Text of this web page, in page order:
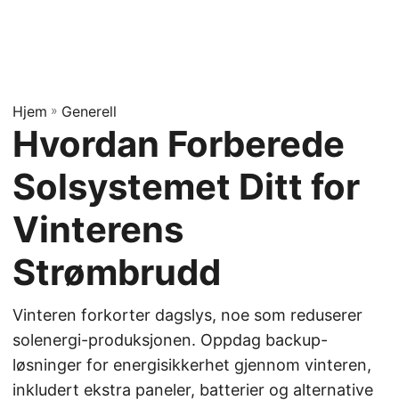
Hjem » Generell
Hvordan Forberede
Solsystemet Ditt for
Vinterens
Strømbrudd
Vinteren forkorter dagslys, noe som reduserer
solenergi-produksjonen. Oppdag backup-
løsninger for energisikkerhet gjennom vinteren,
inkludert ekstra paneler, batterier og alternative